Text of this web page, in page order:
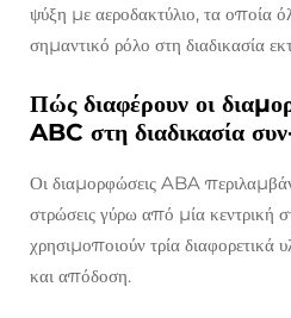
ψύξη με αεροδακτύλιο, τα οποία
σημαντικό ρόλο στη διαδικασία
Πώς διαφέρουν οι
ABC στη διαδικασία
Οι διαμορφώσεις ABA
στρώσεις γύρω από μία κεντρική
χρησιμοποιούν τρία διαφορετικά
και απόδοση.